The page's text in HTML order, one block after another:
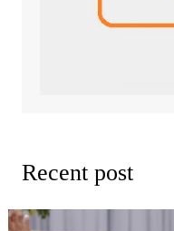
Recent post